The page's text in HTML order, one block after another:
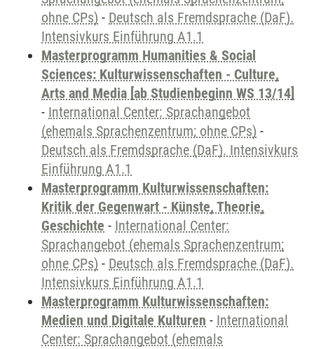
ohne CPs) - Deutsch als Fremdsprache (DaF).
Intensivkurs Einführung A1.1
Masterprogramm Humanities & Social
Sciences: Kulturwissenschaften - Culture,
Arts and Media [ab Studienbeginn WS 13/14]
- International Center: Sprachangebot
(ehemals Sprachenzentrum; ohne CPs) -
Deutsch als Fremdsprache (DaF). Intensivkurs
Einführung A1.1
Masterprogramm Kulturwissenschaften:
Kritik der Gegenwart - Künste, Theorie,
Geschichte - International Center:
Sprachangebot (ehemals Sprachenzentrum;
ohne CPs) - Deutsch als Fremdsprache (DaF).
Intensivkurs Einführung A1.1
Masterprogramm Kulturwissenschaften:
Medien und Digitale Kulturen - International
Center: Sprachangebot (ehemals